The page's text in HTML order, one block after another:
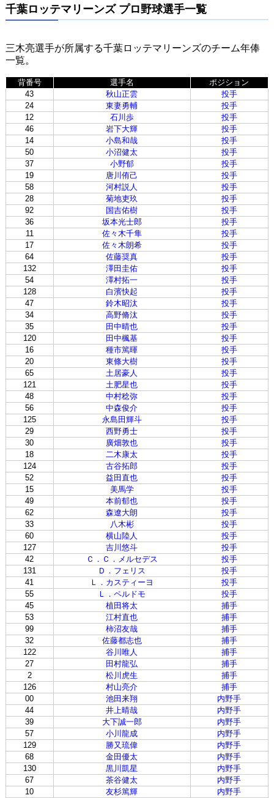
千葉ロッテマリーンズ プロ野球選手一覧
三木亮選手が所属する千葉ロッテマリーンズのチーム年俸
一覧。
背番号 選手名
ポジション
43
秋山正雲
投手
24
東妻勇輔
投手
12
石川歩
投手
46
岩下大輝
投手
14
小島和哉
投手
50
小沼健太
投手
37
小野郁
投手
19
唐川侑己
投手
58
河村説人
投手
28
菊地吏玖
投手
92
国吉佑樹
投手
36
坂本光士郎
投手
11
佐々木千隼
投手
17
佐々木朗希
投手
64
佐藤奨真
投手
132
澤田圭佑
投手
54
澤村拓一
投手
128
白濱快起
投手
47
鈴木昭汰
投手
34
高野脩汰
投手
35
田中晴也
投手
120
田中楓基
投手
16
種市篤暉
投手
20
東條大樹
投手
65
土居豪人
投手
121
土肥星也
投手
48
中村稔弥
投手
56
中森俊介
投手
125
永島田輝斗
投手
29
西野勇士
投手
30
廣畑敦也
投手
18
二木康太
投手
124
古谷拓郎
投手
52
益田直也
投手
15
美馬学
投手
49
本前郁也
投手
62
森遼大朗
投手
33
八木彬
投手
60
横山陸人
投手
127
吉川悠斗
投手
42
Ｃ．Ｃ．メルセデス
投手
131
Ｄ．フェリス
投手
41
Ｌ．カスティーヨ
投手
55
Ｌ．ペルドモ
投手
45
植田将太
捕手
53
江村直也
捕手
99
柿沼友哉
捕手
32
佐藤都志也
捕手
122
谷川唯人
捕手
27
田村龍弘
捕手
2
松川虎生
捕手
126
村山亮介
捕手
00
池田来翔
内野手
44
井上晴哉
内野手
39
大下誠一郎
内野手
57
小川龍成
内野手
129
勝又琉偉
内野手
68
金田優太
内野手
130
黒川凱星
内野手
67
茶谷健太
内野手
10
友杉篤輝
内野手